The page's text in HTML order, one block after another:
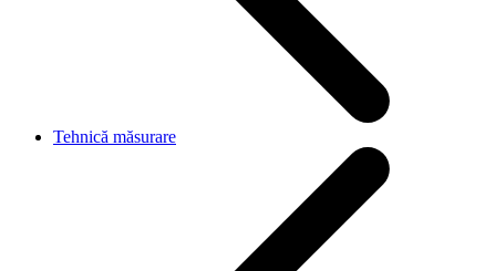
Tehnică măsurare